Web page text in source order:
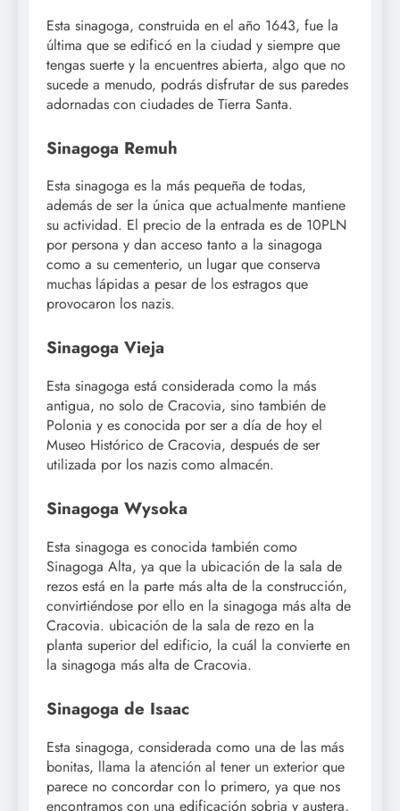
Esta sinagoga, construida en el año 1643, fue la
última que se edificó en la ciudad y siempre que
tengas suerte y la encuentres abierta, algo que no
sucede a menudo, podrás disfrutar de sus paredes
adornadas con ciudades de Tierra Santa.
Sinagoga Remuh
Esta sinagoga es la más pequeña de todas,
además de ser la única que actualmente mantiene
su actividad. El precio de la entrada es de 10PLN
por persona y dan acceso tanto a la sinagoga
como a su cementerio, un lugar que conserva
muchas lápidas a pesar de los estragos que
provocaron los nazis.
Sinagoga Vieja
Esta sinagoga está considerada como la más
antigua, no solo de Cracovia, sino también de
Polonia y es conocida por ser a día de hoy el
Museo Histórico de Cracovia, después de ser
utilizada por los nazis como almacén.
Sinagoga Wysoka
Esta sinagoga es conocida también como
Sinagoga Alta, ya que la ubicación de la sala de
rezos está en la parte más alta de la construcción,
convirtiéndose por ello en la sinagoga más alta de
Cracovia. ubicación de la sala de rezo en la
planta superior del edificio, la cuál la convierte en
la sinagoga más alta de Cracovia.
Sinagoga de Isaac
Esta sinagoga, considerada como una de las más
bonitas, llama la atención al tener un exterior que
parece no concordar con lo primero, ya que nos
encontramos con una edificación sobria y austera,